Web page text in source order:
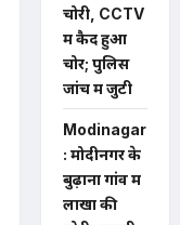
चोरी, CCTV
में कैद हुआ
चोर; पुलिस
जांच में जुटी
Modinagar
: मोदीनगर के
बुढ़ाना गांव में
लाखों की